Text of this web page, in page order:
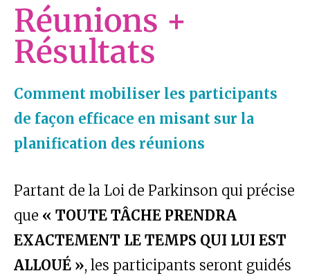
Réunions +
Résultats
Comment mobiliser les participants
de façon efficace en misant sur la
planification des réunions
Partant de la Loi de Parkinson qui précise
que « TOUTE TÂCHE PRENDRA
EXACTEMENT LE TEMPS QUI LUI EST
ALLOUÉ », les participants seront guidés